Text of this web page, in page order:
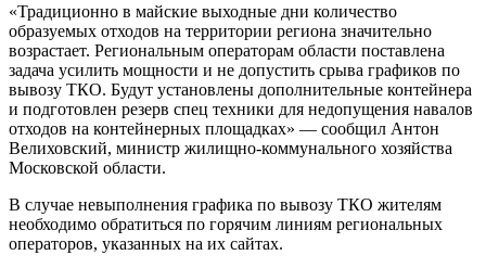
«Традиционно в майские выходные дни количество
образуемых отходов на территории региона значительно
возрастает. Региональным операторам области поставлена
задача усилить мощности и не допустить срыва графиков по
вывозу ТКО. Будут установлены дополнительные контейнера
и подготовлен резерв спец техники для недопущения навалов
отходов на контейнерных площадках» — сообщил Антон
Велиховский, министр жилищно-коммунального хозяйства
Московской области.
В случае невыполнения графика по вывозу ТКО жителям
необходимо обратиться по горячим линиям региональных
операторов, указанных на их сайтах.